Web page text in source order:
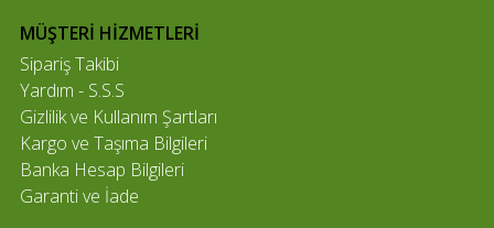
MÜŞTERİ HİZMETLERİ
Sipariş Takibi
Yardım - S.S.S
Gizlilik ve Kullanım Şartları
Kargo ve Taşıma Bilgileri
Banka Hesap Bilgileri
Garanti ve İade